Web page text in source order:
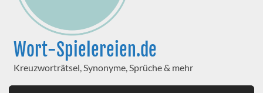
Wort-Spielereien.de
Kreuzworträtsel, Synonyme, Sprüche & mehr